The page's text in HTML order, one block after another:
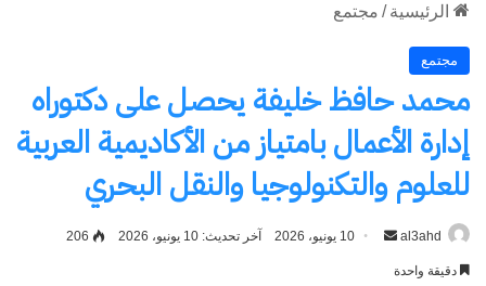
الرئيسية / مجتمع
مجتمع
محمد حافظ خليفة يحصل على دكتوراه
إدارة الأعمال بامتياز من الأكاديمية العربية
للعلوم والتكنولوجيا والنقل البحري
al3ahd
أرسل10 يونيو، 2026 آخر تحديث: 10 يونيو، 2026 206
دقيقة واحدة